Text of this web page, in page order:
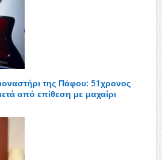
της Πάφου: 51χρονος
από επίθεση με μαχαίρι